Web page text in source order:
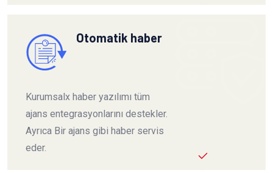
Otomatik haber
Kurumsalx haber yazılımı tüm
ajans entegrasyonlarını destekler.
Ayrıca Bir ajans gibi haber servis
eder.